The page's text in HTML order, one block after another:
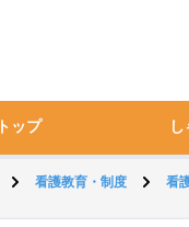
トップ
看護教育・制度 看